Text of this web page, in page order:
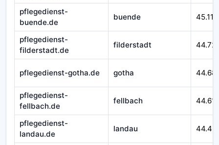
pflegedienst-
buende.de
buende 45.116
pflegedienst-
filderstadt.de
filderstadt 44.721
pflegedienst-gotha.de gotha
pflegedienst-
fellbach.de
fellbach 44.611
pflegedienst-
landau.de
landau